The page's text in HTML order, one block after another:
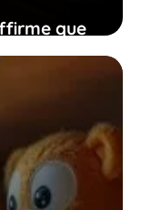
que
cache
échouez